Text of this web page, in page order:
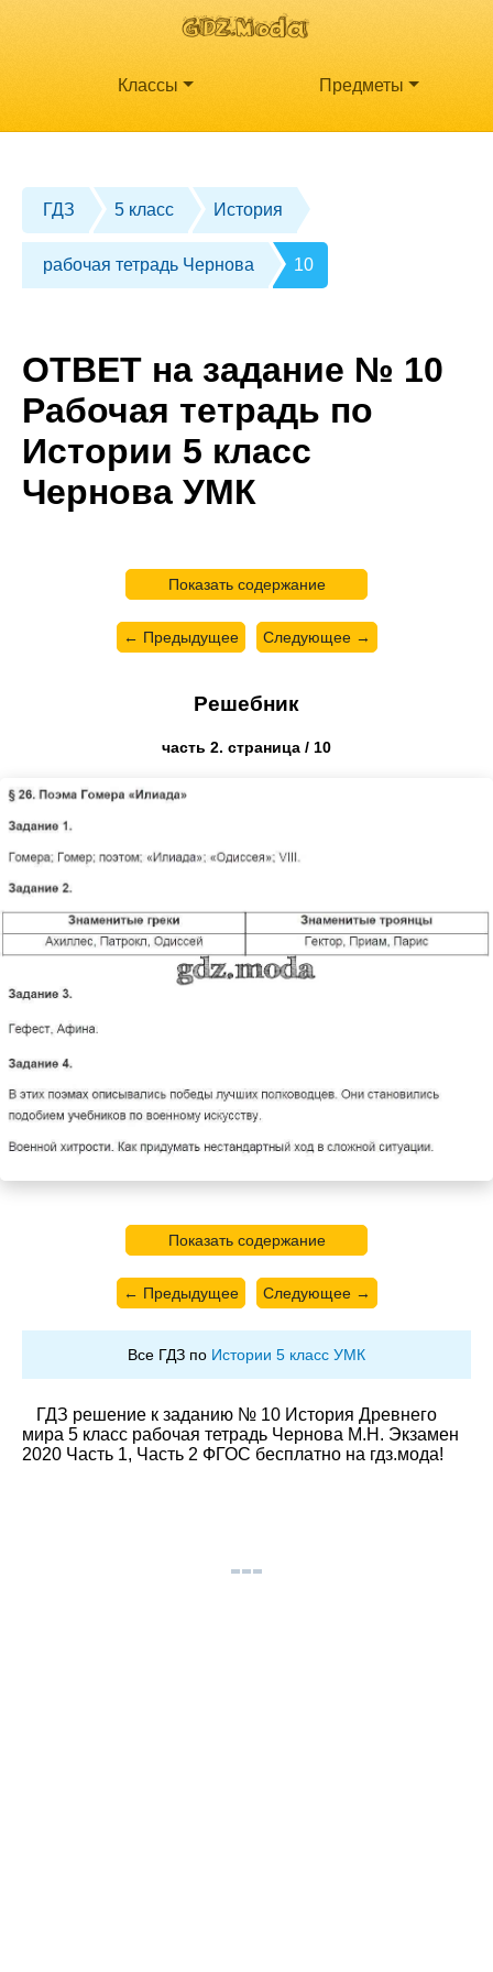
Классы Предметы
ГДЗ 5 класс История
рабочая тетрадь Чернова 10
ОТВЕТ на задание № 10
Рабочая тетрадь по
Истории 5 класс
Чернова УМК
Показать содержание
← Предыдущее Следующее →
Решебник
часть 2. страница / 10
Показать содержание
← Предыдущее Следующее →
Все ГДЗ по Истории 5 класс УМК
ГДЗ решение к заданию № 10 История Древнего
мира 5 класс рабочая тетрадь Чернова М.Н. Экзамен
2020 Часть 1, Часть 2 ФГОС бесплатно на гдз.мода!